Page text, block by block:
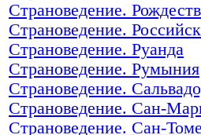
Страноведение.
Страноведение.
Страноведение. Руанда
Страноведение. Румыния
Страноведение.
Страноведение. Сан-
Страноведение. Сан-